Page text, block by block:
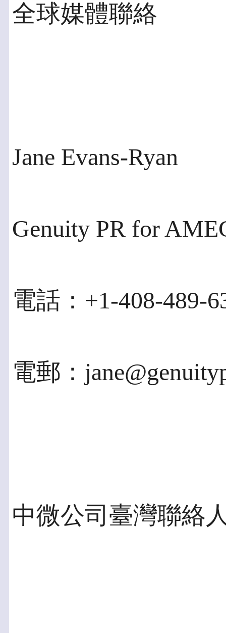
全球媒體聯絡
Jane Evans-Ryan
Genuity PR for
電話：+1-408-489-
電郵：
中微公司臺灣聯絡